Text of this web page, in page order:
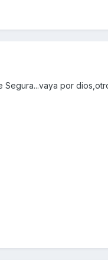
por